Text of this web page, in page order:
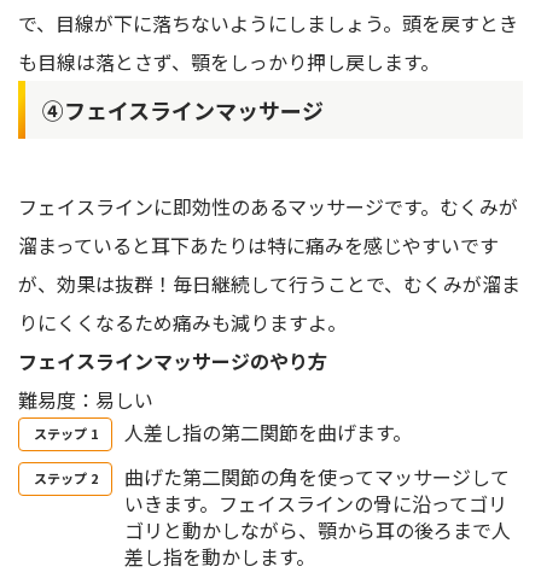
で、目線が下に落ちないようにしましょう。頭を戻すとき
も目線は落とさず、顎をしっかり押し戻します。
④フェイスラインマッサージ
フェイスラインに即効性のあるマッサージです。むくみが
溜まっていると耳下あたりは特に痛みを感じやすいです
が、効果は抜群！毎日継続して行うことで、むくみが溜ま
りにくくなるため痛みも減りますよ。
フェイスラインマッサージのやり方
難易度：易しい
人差し指の第二関節を曲げます。
曲げた第二関節の角を使ってマッサージして
いきます。フェイスラインの骨に沿ってゴリ
ゴリと動かしながら、顎から耳の後ろまで人
差し指を動かします。